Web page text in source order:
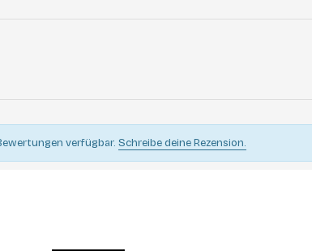
verfügbar. Schreibe deine Rezension.